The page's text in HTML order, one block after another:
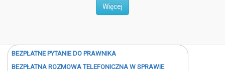
Więcej
BEZPŁATNE PYTANIE DO PRAWNIKA
BEZPŁATNA ROZMOWA TELEFONICZNA W SPRAWIE